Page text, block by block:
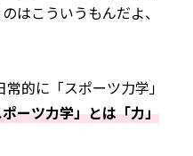
はこういうもんだよ、
的に「スポーツ力学」
ーツ力学」とは「力」